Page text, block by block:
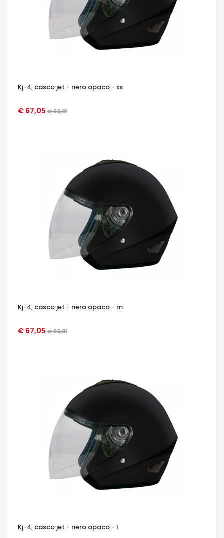
Kj-4, casco jet - nero opaco - xs
€ 67,05 € 83,81
OCCHIATA VELOCE
Kj-4, casco jet - nero opaco - m
€ 67,05 € 83,81
OCCHIATA VELOCE
Kj-4, casco jet - nero opaco - l